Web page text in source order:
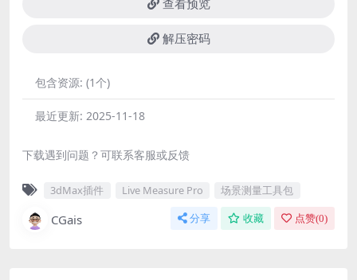
查看预览
解压密码
包含资源: (1个)
最近更新: 2025-11-18
下载遇到问题？可联系客服或反馈
3dMax插件 Live Measure Pro 场景测量工具包
CGais 分享 收藏 点赞(0)